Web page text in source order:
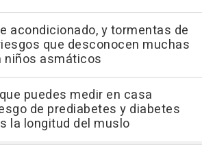
acondicionado, y tormentas de
que desconocen muchas
asmáticos
puedes medir en casa
de prediabetes y diabetes
la longitud del muslo